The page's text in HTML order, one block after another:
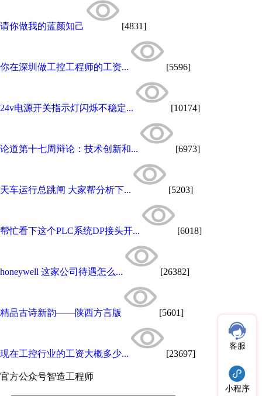
请你做我的蓝颜知己 [4831]
你在深圳做工控工程师的工资... [5596]
24v电源开关指示灯闪烁不稳定... [10174]
论道第十七周辩论：技术创新和... [6973]
天车运行总跳闸 大家帮分析下... [5203]
帮忙看下这个PLC系统DP接头开... [6018]
honeywell 这家公司待遇怎么... [26382]
精品古诗新韵——陕西方言版 [5601]
现在工控行业的工资大概多少... [23697]
官方公众号智造工程师
客服
小程序